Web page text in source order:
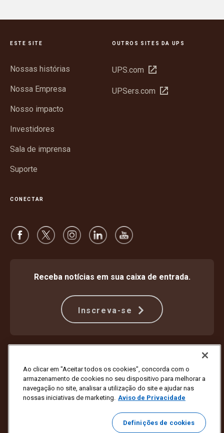
ESTE SITE
Nossas histórias
Nossa Empresa
Nosso impacto
Investidores
Sala de imprensa
Suporte
OUTROS SITES DA UPS
UPS.com
Abrir
nova
UPSers.com
Abrir
CONECTAR
Receba notícias em sua caixa de entrada.
Inscreva-se
Configurações de cookies
Copyright © 1994 - 2026 United Parcel Service of America, Inc. Todos
os direitos reservados. Não deseja mais receber atualizações por e-
Cancele a inscrição aqui
para atualizar todas as outras preferências de e-mail ou
Ao clicar em "Aceitar todos os cookies", concorda com o
armazenamento de cookies no seu dispositivo para melhorar a
navegação no site, analisar a utilização do site e ajudar nas
nossas iniciativas de marketing. Aviso de Privacidade
Definições de cookies